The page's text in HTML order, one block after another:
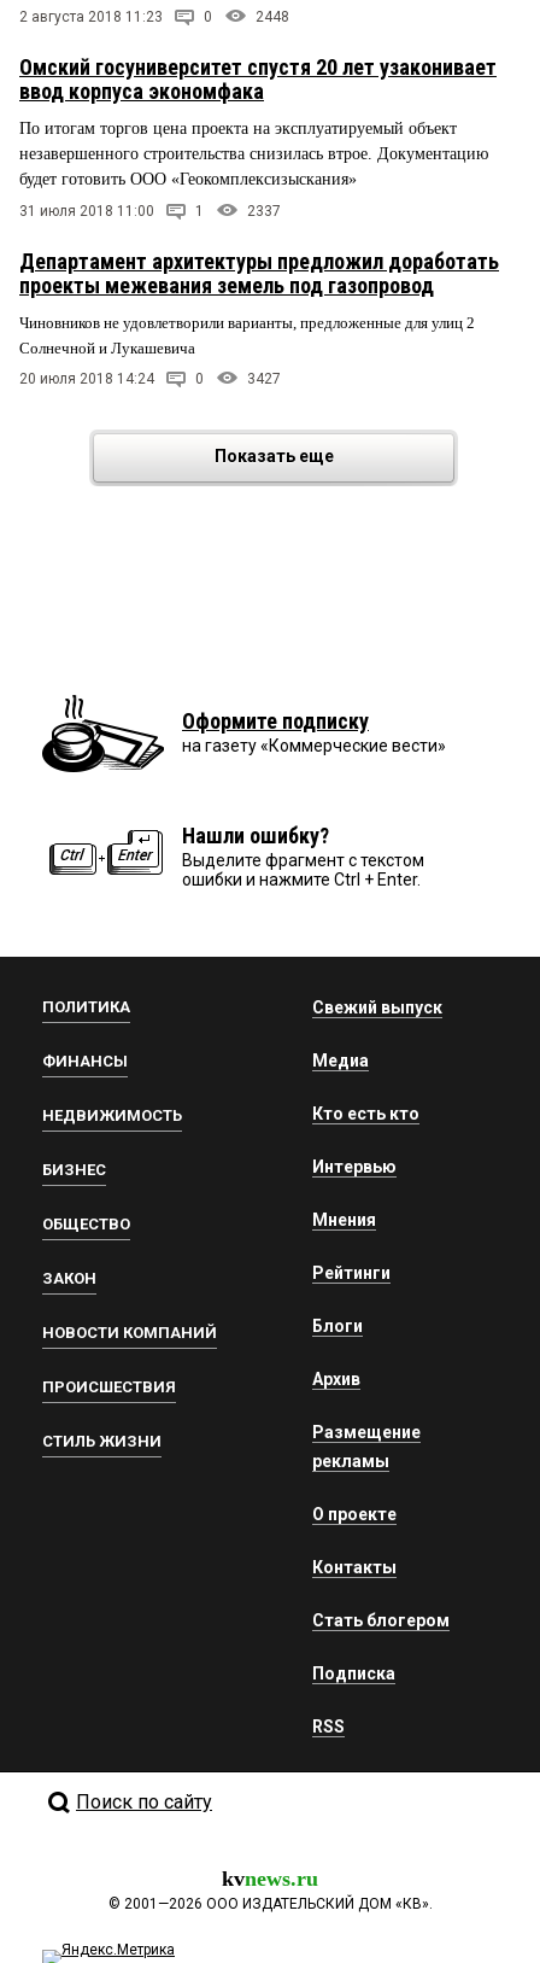
2 августа 2018 11:23 0 2448
Омский госуниверситет спустя 20 лет узаконивает
ввод корпуса экономфака
По итогам торгов цена проекта на эксплуатируемый объект
незавершенного строительства снизилась втрое. Документацию
будет готовить ООО «Геокомплексизыскания»
31 июля 2018 11:00 1 2337
Департамент архитектуры предложил доработать
проекты межевания земель под газопровод
Чиновников не удовлетворили варианты, предложенные для улиц 2
Солнечной и Лукашевича
20 июля 2018 14:24 0 3427
Показать еще
Оформите подписку
на газету «Коммерческие вести»
Нашли ошибку?
Выделите фрагмент с текстом
ошибки и нажмите Ctrl + Enter.
ПОЛИТИКА
ФИНАНСЫ
НЕДВИЖИМОСТЬ
БИЗНЕС
ОБЩЕСТВО
ЗАКОН
НОВОСТИ КОМПАНИЙ
ПРОИСШЕСТВИЯ
СТИЛЬ ЖИЗНИ
Свежий выпуск
Медиа
Кто есть кто
Интервью
Мнения
Рейтинги
Блоги
Архив
Размещение
рекламы
О проекте
Контакты
Стать блогером
Подписка
RSS
Поиск по сайту
kvnews.ru
© 2001—2026 ООО ИЗДАТЕЛЬСКИЙ ДОМ «КВ».